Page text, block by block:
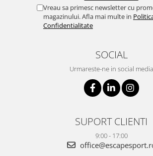
Vreau sa primesc newsletter cu
magazinului. Afla mai multe in
Confidentialitate
SOCIAL
Urmareste-ne in social media
SUPORT CLIENTI
9:00 - 17:00